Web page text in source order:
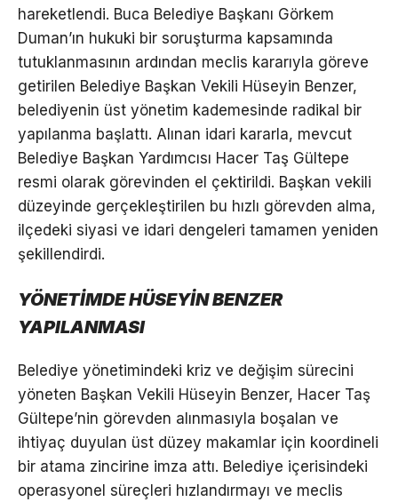
hareketlendi. Buca Belediye Başkanı Görkem
Duman’ın hukuki bir soruşturma kapsamında
tutuklanmasının ardından meclis kararıyla göreve
getirilen Belediye Başkan Vekili Hüseyin Benzer,
belediyenin üst yönetim kademesinde radikal bir
yapılanma başlattı. Alınan idari kararla, mevcut
Belediye Başkan Yardımcısı Hacer Taş Gültepe
resmi olarak görevinden el çektirildi. Başkan vekili
düzeyinde gerçekleştirilen bu hızlı görevden alma,
ilçedeki siyasi ve idari dengeleri tamamen yeniden
şekillendirdi.
YÖNETİMDE HÜSEYİN BENZER
YAPILANMASI
Belediye yönetimindeki kriz ve değişim sürecini
yöneten Başkan Vekili Hüseyin Benzer, Hacer Taş
Gültepe’nin görevden alınmasıyla boşalan ve
ihtiyaç duyulan üst düzey makamlar için koordineli
bir atama zincirine imza attı. Belediye içerisindeki
operasyonel süreçleri hızlandırmayı ve meclis